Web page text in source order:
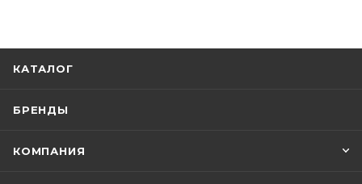
КАТАЛОГ
БРЕНДЫ
КОМПАНИЯ